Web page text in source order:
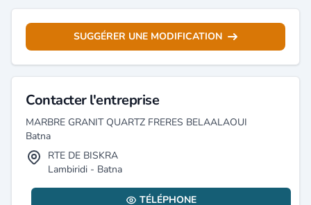
SUGGÉRER UNE MODIFICATION
Contacter l'entreprise
MARBRE GRANIT QUARTZ FRERES BELAALAOUI
Batna
RTE DE BISKRA
Lambiridi - Batna
TÉLÉPHONE